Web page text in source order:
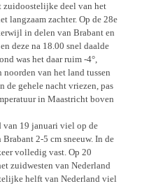
zuidoostelijke deel van het
langzaam zachter. Op de 28e
in delen van Brabant en
deze na 18.00 snel daalde
was het daar ruim -4°,
van het land tussen
de gehele nacht vriezen, pas
in Maastricht boven
van 19 januari viel op de
2-5 cm sneeuw. In de
volledig vast. Op 20
zuidwesten van Nederland
helft van Nederland viel